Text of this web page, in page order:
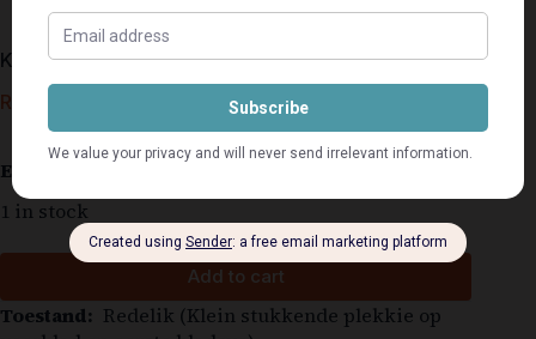
Kook Met Blikkies En Pakkies – Deona Tait
R
Estimated delivery: 2–9 business days
1 in stock
Add to cart
Toestand: Redelik (Klein stukkende plekkie op